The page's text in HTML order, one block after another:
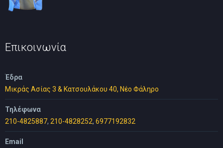
Επικοινωνία
Έδρα
Μικράς Ασίας 3 & Κατσουλάκου 40, Νέο Φάληρο
Τηλέφωνα
210-4825887, 210-4828252, 6977192832
Email